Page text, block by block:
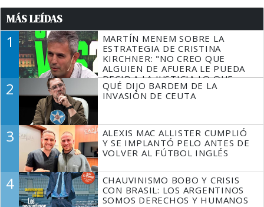
MÁS LEÍDAS
1
MARTÍN MENEM SOBRE LA
ESTRATEGIA DE CRISTINA
KIRCHNER: "NO CREO QUE
ALGUIEN DE AFUERA LE PUEDA
DECIR A LA JUSTICIA LO QUE
TIENE QUE HACER"
2
QUÉ DIJO BARDEM DE LA
INVASIÓN DE CEUTA
3
ALEXIS MAC ALLISTER CUMPLIÓ
Y SE IMPLANTÓ PELO ANTES DE
VOLVER AL FÚTBOL INGLÉS
4
CHAUVINISMO BOBO Y CRISIS
CON BRASIL: LOS ARGENTINOS
SOMOS DERECHOS Y HUMANOS